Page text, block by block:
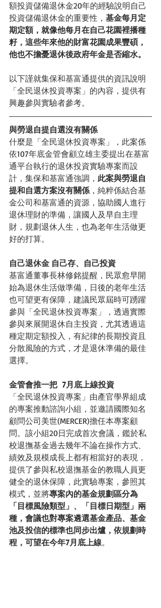
額投資儲備退休金20年的經驗說明自己
投資儲備退休金的重要性， 基金每月定
期定額，就像他每月在自己花園裡播種
籽，這些年來他的財富花園成果豐碩，
他也不擔憂退休後政府年金是否縮水。
以下謹就集保和基富通提供的資訊說明
「全民退休投資專案」的內容，提供有
興趣參與實驗者參考。
與勞退自提自選沒有關係
什麼是「全民退休投資專案」，此案係
依107年底金管會顧立雄主委提出在基富
通平台執行的退休投資實驗專案而設
計，集保和基富通強調， 此案與勞退自
提和自選方案沒有關係，純粹係結合基
金公司和基富通的資源，協助國人進行
退休理財的準備，讓國人及早自主理
財，規劃退休人生，也為老年生活做更
好的打算。
自己退休金 自己存、自己投資
基富通董事長林修銘提醒，民眾愈早開
始為退休生活做準備，日後的老年生活
也可望更有保障，建議民眾屆時可踴躍
參與「全民退休投資專案」，透過實際
參與來展開退休自主投資，尤其透過這
種定期定額投入，有紀律的長期投資且
分散風險的方式，才是退休準備的最佳
選擇。
金管會推一把  7月底上線投資
「全民退休投資專案」由產官學界組成
的專案推動諮詢小組，並邀請國際知名
顧問公司美世(MERCER)擔任本專案顧
問。該小組20日完成首次會議，鑑於私
校退撫基金過去幾年不論在操作方式、
績效及規模成長上都有相當好的表現，
提供了參與私校退撫基金的教職人員更
健全的退休保障，此實驗專案，參照其
模式，並將專案內的基金規劃區分為
「目標風險類型」、「目標日期型」兩
種，會議也對專案遴選基金產品、基金
池及投信的標準也同步出爐，依規劃時
程，可望在今年7月底上線。